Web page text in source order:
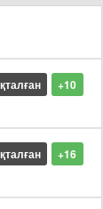
+10
+16